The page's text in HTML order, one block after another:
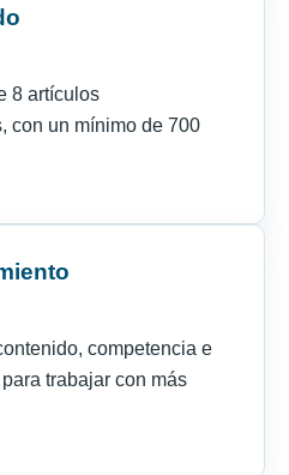
8 artículos
con un mínimo de 700
competencia e
trabajar con más